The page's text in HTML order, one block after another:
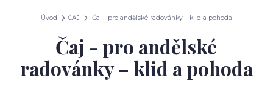
Úvod ČAJ Čaj - pro andělské radovánky – klid a pohoda
Čaj - pro andělské
radovánky – klid a pohoda